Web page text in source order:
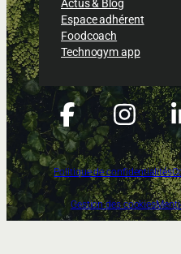
Actus & Blog
Espace adhérent
Foodcoach
Technogym app
Politique de confidentialités
Gestion des cookies